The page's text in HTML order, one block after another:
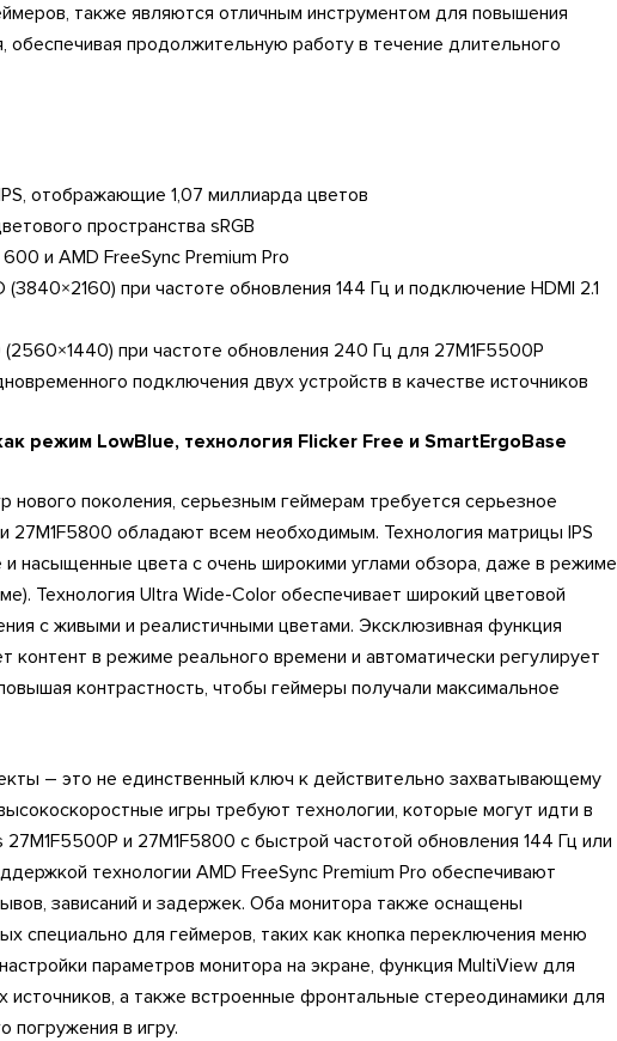
также являются отличным инструментом для повышения
обеспечивая продолжительную работу в течение длительного
отображающие 1,07 миллиарда цветов
пространства sRGB
и AMD FreeSync Premium Pro
при частоте обновления 144 Гц и подключение HDMI 2.1
при частоте обновления 240 Гц для 27M1F5500P
подключения двух устройств в качестве источников
режим LowBlue, технология Flicker Free и SmartErgoBase
нового поколения, серьезным геймерам требуется серьезное
27M1F5800 обладают всем необходимым. Технология матрицы IPS
насыщенные цвета с очень широкими углами обзора, даже в режиме
Технология Ultra Wide-Color обеспечивает широкий цветовой
с живыми и реалистичными цветами. Эксклюзивная функция
контент в режиме реального времени и автоматически регулирует
контрастность, чтобы геймеры получали максимальное
– это не единственный ключ к действительно захватывающему
игры требуют технологии, которые могут идти в
и 27M1F5800 с быстрой частотой обновления 144 Гц или
технологии AMD FreeSync Premium Pro обеспечивают
зависаний и задержек. Оба монитора также оснащены
специально для геймеров, таких как кнопка переключения меню
параметров монитора на экране, функция MultiView для
а также встроенные фронтальные стереодинамики для
погружения в игру.